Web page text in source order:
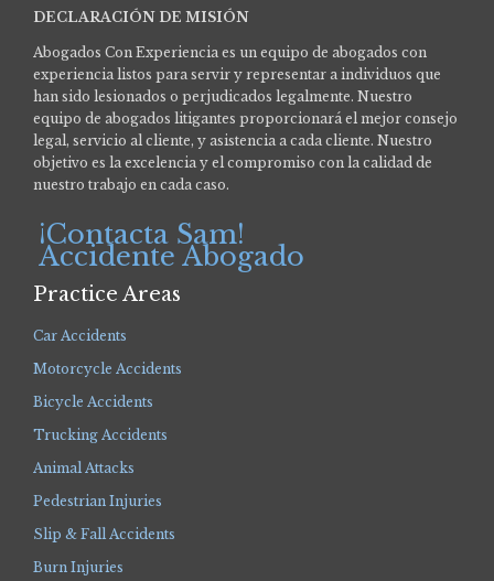
DECLARACIÓN DE MISIÓN
Abogados Con Experiencia es un equipo de abogados con
experiencia listos para servir y representar a individuos que
han sido lesionados o perjudicados legalmente. Nuestro
equipo de abogados litigantes proporcionará el mejor consejo
legal, servicio al cliente, y asistencia a cada cliente. Nuestro
objetivo es la excelencia y el compromiso con la calidad de
nuestro trabajo en cada caso.
¡Contacta Sam!
Accidente Abogado
Practice Areas
Car Accidents
Motorcycle Accidents
Bicycle Accidents
Trucking Accidents
Animal Attacks
Pedestrian Injuries
Slip & Fall Accidents
Burn Injuries